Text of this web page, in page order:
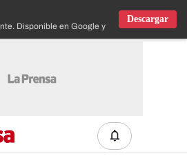
Disponible en Google y IOS
Descargar